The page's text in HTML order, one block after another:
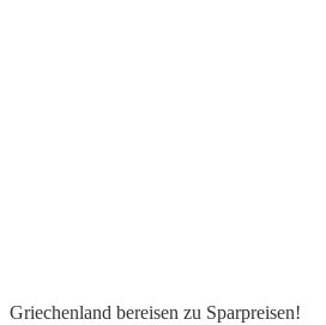
Griechenland bereisen zu Sparpreisen!